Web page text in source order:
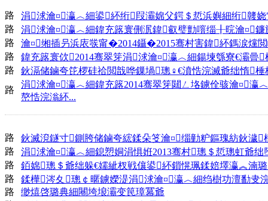
路
涓浗瀹¤瀛︿細鍙紑绗叚灞婂父鍔＄悊浜嬩細绗竷
路
涓浗瀹¤瀛︿細鍏充簬寰侀泦鍏叡璧勯噾缁╂晥瀹¤
路
瀹¤缃插叧浜庡彂甯�2014鑷�2015骞村害鍏紑鎷涙爣
路
鍏充簬寰佽2014骞翠笌涓浗瀹¤瀛︿細鍚堜綔寮€灞曡
路
鈥滆储鏀夸笓椤硅祫閲戠哗鏁堝璁♀€濆悎浣滅爺绌惰
路
涓浗瀹¤瀛︿細鍏充簬2014骞翠笌閮ㄥ垎鐪佺骇瀹¤瀛
嶅悎浣滃紑...
路
鈥滅渷鐩寸鍘胯储鏀夸綋鍒朵笅瀹¤缁勭粐鏂瑰紡鈥濊
路
涓浗瀹¤瀛︿細鎴愬姛涓惧姙2013骞村璁＄悊璁虹爺
路
銆婂璁＄爺绌躲€嬬紪杈戦儴鍙紑鎻愰珮鍒婄墿瀛︽湳
路
鍒樺涔夊璁￠暱鐪嬫湜涓浗瀹¤瀛︿細绉樹功澶勫叏
路
缈熺啓璐典細闀垮埌灞变笢璋冪爺